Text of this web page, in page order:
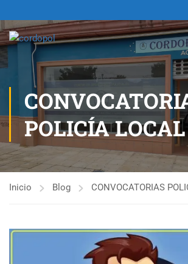
POLICÍA LOCAL
Inicio Blog CONVOCATORIAS